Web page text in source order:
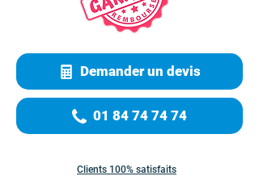
Demander un devis
01 84 74 74 74
Clients 100% satisfaits